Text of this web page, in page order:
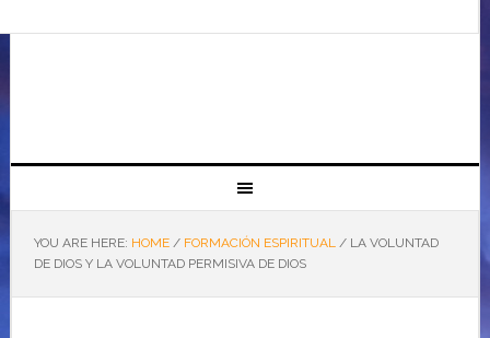
YOU ARE HERE: HOME / FORMACIÓN ESPIRITUAL /LA VOLUNTAD
DE DIOS Y LA VOLUNTAD PERMISIVA DE DIOS